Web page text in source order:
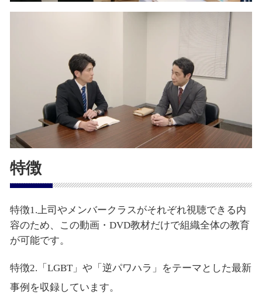
特徴
特徴1.上司やメンバークラスがそれぞれ視聴できる内
容のため、この動画・DVD教材だけで組織全体の教育
が可能です。
特徴2.「LGBT」や「逆パワハラ」をテーマとした最新
事例を収録しています。